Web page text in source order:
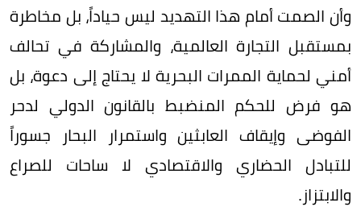
وأن الصمت أمام هذا التهديد ليس حياداً، بل مخاطرة
بمستقبل التجارة العالمية، والمشاركة في تحالف
أمني لحماية الممرات البحرية لا يحتاج إلى دعوة، بل
هو فرض للحكم المنضبط بالقانون الدولي لدحر
الفوضى وإيقاف العابثين واستمرار البحار جسوراً
للتبادل الحضاري والاقتصادي لا ساحات للصراع
والابتزاز.